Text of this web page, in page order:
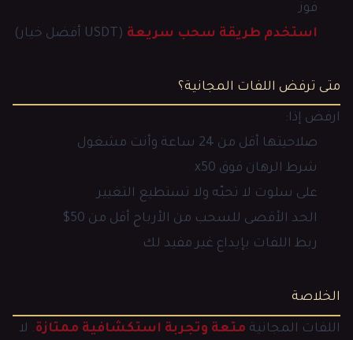
فوز
استخدم طريقة سحب سريعة (USDT أفضل خيار)
متى ترفض اللفات المجانية؟
ارفض إذا:
صلاحيتها أقل من 24 ساعة وأنت مشغول
شرط الرهان فوق x50
على سلوت لا تحبّه ولا تستطيع التغيير
الحد الأقصى للسحب من الأرباح أقل من 50$
ربط اللفات بإيداع غير مفيد لك
الخلاصة
اللفات المجانية متعة وتجربة استكشافية ممتازة. لا